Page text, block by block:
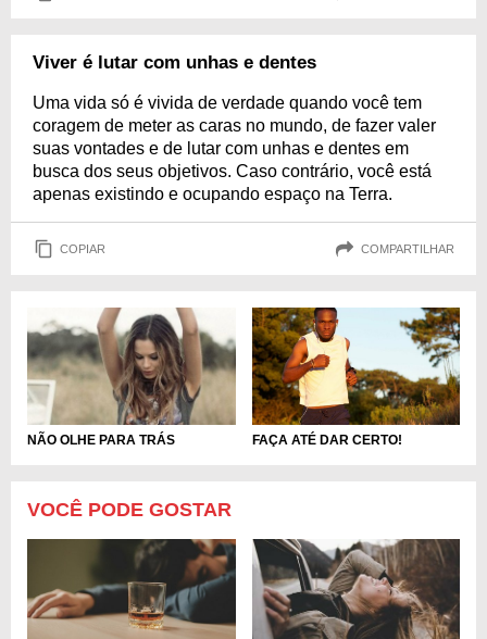
Viver é lutar com unhas e dentes
Uma vida só é vivida de verdade quando você tem
coragem de meter as caras no mundo, de fazer valer
suas vontades e de lutar com unhas e dentes em
busca dos seus objetivos. Caso contrário, você está
apenas existindo e ocupando espaço na Terra.
COPIAR COMPARTILHAR
NÃO OLHE PARA TRÁS FAÇA ATÉ DAR CERTO!
VOCÊ PODE GOSTAR